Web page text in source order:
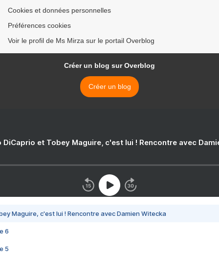
Cookies et données personnelles
Préférences cookies
Voir le profil de Ms Mirza sur le portail Overblog
Créer un blog sur Overblog
Créer un blog
DiCaprio et Tobey Maguire, c'est lui ! Rencontre avec
Maguire, c'est lui ! Rencontre avec Damien Witecka
6
5